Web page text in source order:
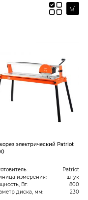
электрический Patriot
Patriot
измерения:
штук
Вт:
800
диска, мм:
230